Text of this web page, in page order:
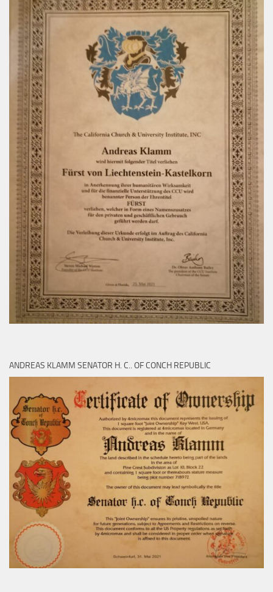
ANDREAS KLAMM SENATOR H. C.. OF CONCH REPUBLIC